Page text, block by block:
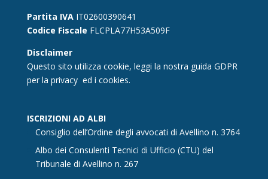
Partita IVAIT02600390641
Codice Fiscale FLCPLA77H53A509F
Disclaimer
Questo sito utilizza cookie, leggi la nostra guida GDPR
per la privacy ed i cookies.
ISCRIZIONI AD ALBI
Consiglio dell’Ordine degli avvocati di Avellino n. 3764
Albo dei Consulenti Tecnici di Ufficio (CTU) del
Tribunale di Avellino n. 267